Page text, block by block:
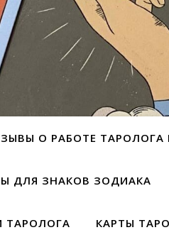
О РАБОТЕ ТАРОЛОГА
ДЛЯ ЗНАКОВ ЗОДИАКА
ТАРОЛОГА КАРТЫ